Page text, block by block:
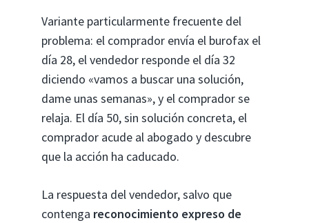
Variante particularmente frecuente del
problema: el comprador envía el burofax el
día 28, el vendedor responde el día 32
diciendo «vamos a buscar una solución,
dame unas semanas», y el comprador se
relaja. El día 50, sin solución concreta, el
comprador acude al abogado y descubre
que la acción ha caducado.
La respuesta del vendedor, salvo que
contenga reconocimiento expreso de